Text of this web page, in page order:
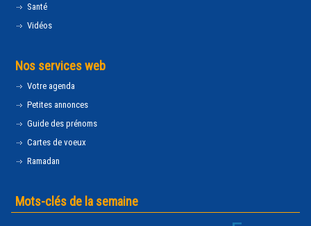
Santé
Vidéos
Nos services web
Votre agenda
Petites annonces
Guide des prénoms
Cartes de voeux
Ramadan
Mots-clés de la semaine